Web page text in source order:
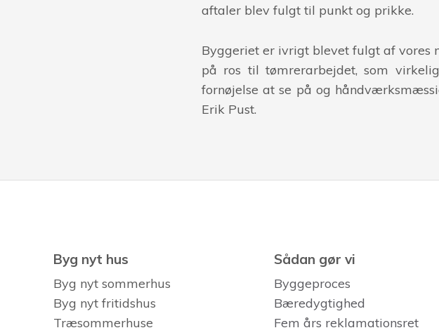
aftaler blev fulgt til punkt og prikke.
Byggeriet er ivrigt blevet fulgt af vores
på ros til tømrerarbejdet, som
fornøjelse at se på og
Erik Pust.
Byg nyt hus
Byg nyt sommerhus
Byg nyt fritidshus
Træsommerhuse
Sådan gør vi
Byggeproces
Bæredygtighed
Fem års reklamationsret